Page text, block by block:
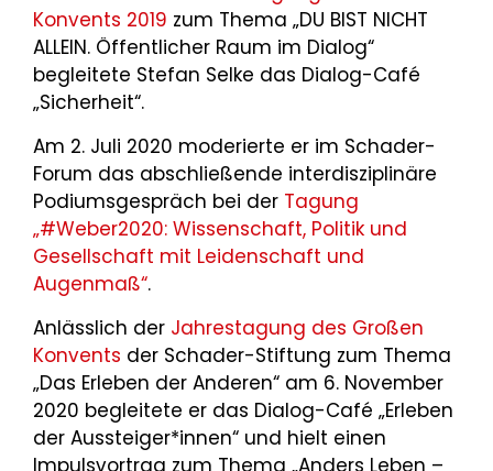
Konvents 2019 zum Thema „DU BIST NICHT
ALLEIN. Öffentlicher Raum im Dialog“
begleitete Stefan Selke das Dialog-Café
„Sicherheit“.
Am 2. Juli 2020 moderierte er im Schader-
Forum das abschließende interdisziplinäre
Podiumsgespräch bei der Tagung
„#Weber2020: Wissenschaft, Politik und
Gesellschaft mit Leidenschaft und
Augenmaß“.
Anlässlich der Jahrestagung des Großen
Konvents der Schader-Stiftung zum Thema
„Das Erleben der Anderen“ am 6. November
2020 begleitete er das Dialog-Café „Erleben
der Aussteiger*innen“ und hielt einen
Impulsvortrag zum Thema „Anders Leben –